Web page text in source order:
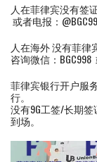
人在菲律宾没有签
或者电报：
人在海外 没有菲
咨询微信：
菲律宾银行开户服
行。
没有9G工签/长期
到场。